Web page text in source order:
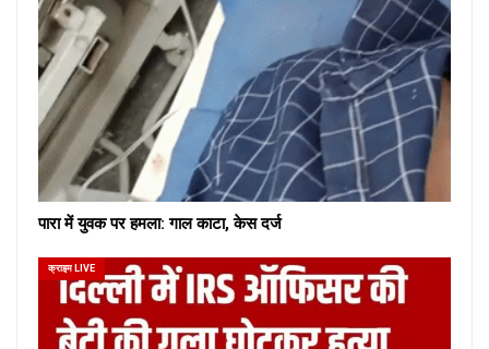
पारा में युवक पर हमला: गाल काटा, केस दर्ज
क्राइम LIVE